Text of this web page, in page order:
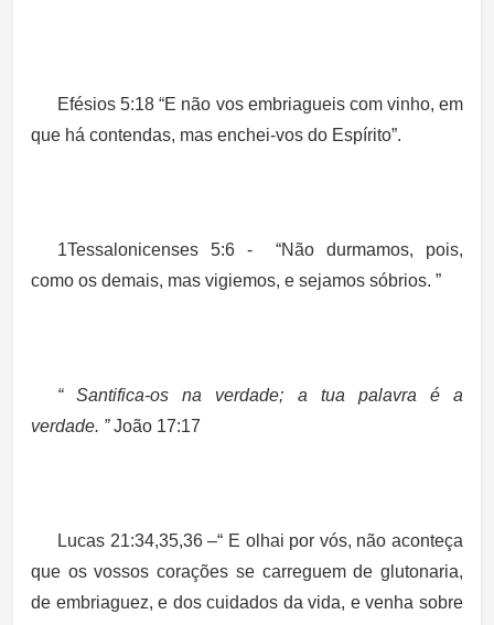
Efésios 5:18“E não vos embriagueis com vinho, em
que há contendas, mas enchei-vos do Espírito”.
1Tessalonicenses 5:6- “Não durmamos, pois,
como os demais, mas vigiemos, e sejamos sóbrios. ”
“ Santifica-os na verdade; a tua palavra é a
verdade. ”João 17:17
Lucas 21:34,35,36–“ E olhai por vós, não aconteça
que os vossos corações se carreguem de glutonaria,
de embriaguez, e dos cuidados da vida, e venha sobre